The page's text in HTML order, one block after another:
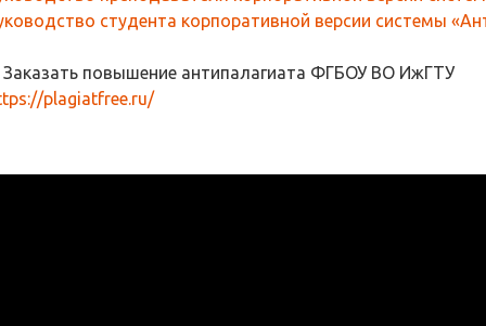
студента корпоративной версии системы
Заказать повышение антипалагиата ФГБОУ ВО ИжГТУ
plagiatfree.ru/